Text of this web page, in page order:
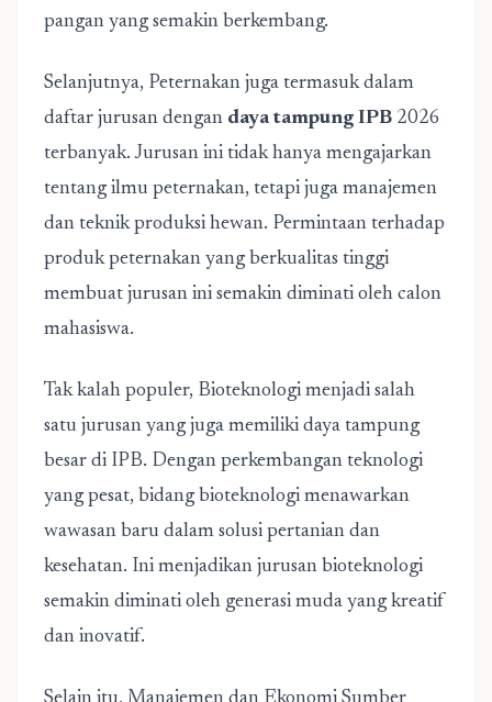
pangan yang semakin berkembang.
Selanjutnya, Peternakan juga termasuk dalam
daftar jurusan dengan daya tampung IPB 2026
terbanyak. Jurusan ini tidak hanya mengajarkan
tentang ilmu peternakan, tetapi juga manajemen
dan teknik produksi hewan. Permintaan terhadap
produk peternakan yang berkualitas tinggi
membuat jurusan ini semakin diminati oleh calon
mahasiswa.
Tak kalah populer, Bioteknologi menjadi salah
satu jurusan yang juga memiliki daya tampung
besar di IPB. Dengan perkembangan teknologi
yang pesat, bidang bioteknologi menawarkan
wawasan baru dalam solusi pertanian dan
kesehatan. Ini menjadikan jurusan bioteknologi
semakin diminati oleh generasi muda yang kreatif
dan inovatif.